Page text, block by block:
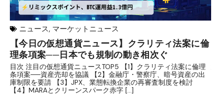
ニュース, マーケットニュース
【今日の仮想通貨ニュース】クラリティ法案に倫
理条項案──日本でも規制の動き相次ぐ
目次 注目の仮想通貨ニュースTOP5 【1】クラリティ法案に倫理
条項案──資産売却を協議 【2】金融庁・警察庁、暗号資産の出
庫制限を要請 【3】JPX、業態転換企業の再審査制度を検討
【4】MARAとクリーンスパーク赤字 […]